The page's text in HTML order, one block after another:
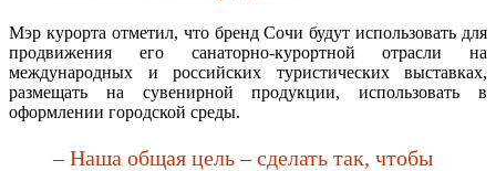
Мэр курорта отметил, что бренд Сочи будут использовать для
продвижения его санаторно-курортной отрасли на
международных и российских туристических выставках,
размещать на сувенирной продукции, использовать в
оформлении городской среды.
– Наша общая цель – сделать так, чтобы